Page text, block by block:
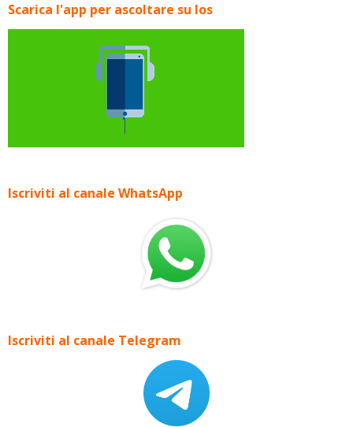
Scarica l'app per ascoltare su Ios
Iscriviti al canale WhatsApp
Iscriviti al canale Telegram